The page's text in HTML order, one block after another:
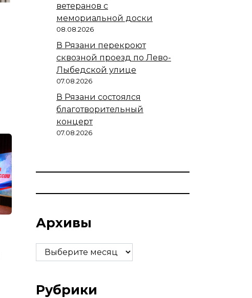
ветеранов с
мемориальной доски
08.08.2026
В Рязани перекроют
сквозной проезд по Лево-
Лыбедской улице
07.08.2026
В Рязани состоялся
благотворительный
концерт
07.08.2026
Архивы
Архивы
Рубрики